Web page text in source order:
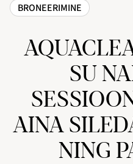
BRONEERIMINE
SU
AINA
NING